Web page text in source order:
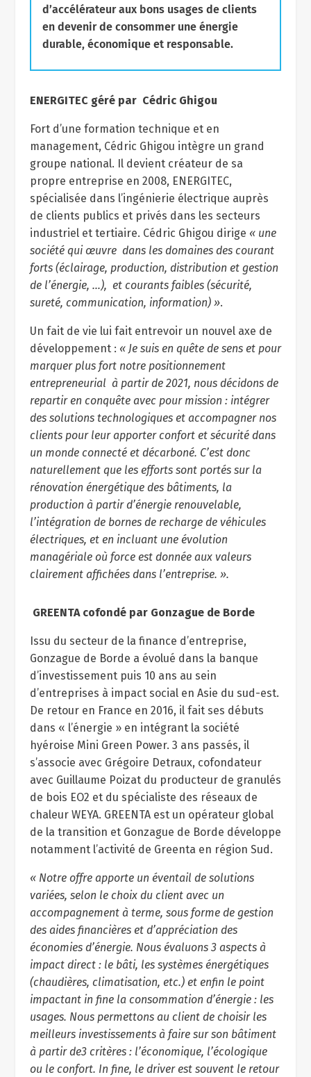
d’accélérateur aux bons usages de clients
en devenir de consommer une énergie
durable, économique et responsable.
ENERGITEC géré par Cédric Ghigou
Fort d’une formation technique et en
management, Cédric Ghigou intègre un grand
groupe national. Il devient créateur de sa
propre entreprise en 2008, ENERGITEC,
spécialisée dans l’ingénierie électrique auprès
de clients publics et privés dans les secteurs
industriel et tertiaire. Cédric Ghigou dirige « une
société qui œuvre dans les domaines des courant
forts (éclairage, production, distribution et gestion
de l’énergie, …), et courants faibles (sécurité,
sureté, communication, information) ».
Un fait de vie lui fait entrevoir un nouvel axe de
développement : « Je suis en quête de sens et pour
marquer plus fort notre positionnement
entrepreneurial à partir de 2021, nous décidons de
repartir en conquête avec pour mission : intégrer
des solutions technologiques et accompagner nos
clients pour leur apporter confort et sécurité dans
un monde connecté et décarboné. C’est donc
naturellement que les efforts sont portés sur la
rénovation énergétique des bâtiments, la
production à partir d’énergie renouvelable,
l’intégration de bornes de recharge de véhicules
électriques, et en incluant une évolution
managériale où force est donnée aux valeurs
clairement affichées dans l’entreprise. ».
GREENTA cofondé par Gonzague de Borde
Issu du secteur de la finance d’entreprise,
Gonzague de Borde a évolué dans la banque
d’investissement puis 10 ans au sein
d’entreprises à impact social en Asie du sud-est.
De retour en France en 2016, il fait ses débuts
dans « l’énergie » en intégrant la société
hyéroise Mini Green Power. 3 ans passés, il
s’associe avec Grégoire Detraux, cofondateur
avec Guillaume Poizat du producteur de granulés
de bois EO2 et du spécialiste des réseaux de
chaleur WEYA. GREENTA est un opérateur global
de la transition et Gonzague de Borde développe
notamment l’activité de Greenta en région Sud.
« Notre offre apporte un éventail de solutions
variées, selon le choix du client avec un
accompagnement à terme, sous forme de gestion
des aides financières et d’appréciation des
économies d’énergie. Nous évaluons 3 aspects à
impact direct : le bâti, les systèmes énergétiques
(chaudières, climatisation, etc.) et enfin le point
impactant in fine la consommation d’énergie : les
usages. Nous permettons au client de choisir les
meilleurs investissements à faire sur son bâtiment
à partir de3 critères : l’économique, l’écologique
ou le confort. In fine, le driver est souvent le retour